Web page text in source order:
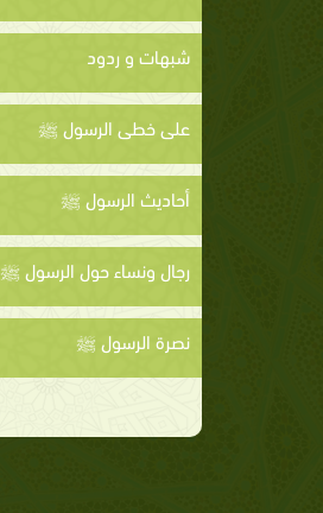
شبهات و ردود
على خطى الرسول ﷺ
أحاديث الرسول ﷺ
رجال ونساء حول الرسول ﷺ
نصرة الرسول ﷺ